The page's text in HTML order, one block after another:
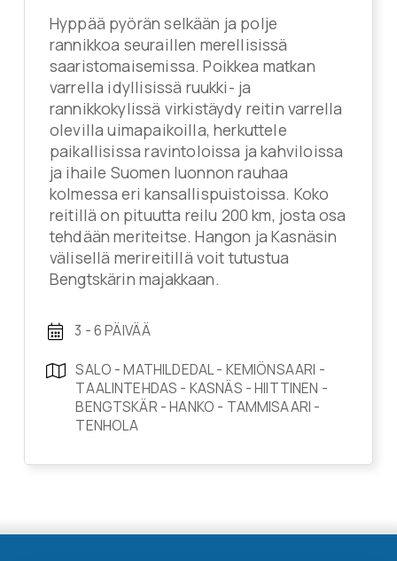
Hyppää pyörän selkään ja polje
rannikkoa seuraillen merellisissä
saaristomaisemissa. Poikkea matkan
varrella idyllisissä ruukki- ja
rannikkokylissä virkistäydy reitin varrella
olevilla uimapaikoilla, herkuttele
paikallisissa ravintoloissa ja kahviloissa
ja ihaile Suomen luonnon rauhaa
kolmessa eri kansallispuistoissa. Koko
reitillä on pituutta reilu 200 km, josta osa
tehdään meriteitse. Hangon ja Kasnäsin
välisellä merireitillä voit tutustua
Bengtskärin majakkaan.
3 - 6 PÄIVÄÄ
SALO - MATHILDEDAL - KEMIÖNSAARI -
TAALINTEHDAS - KASNÄS - HIITTINEN -
BENGTSKÄR - HANKO - TAMMISAARI -
TENHOLA